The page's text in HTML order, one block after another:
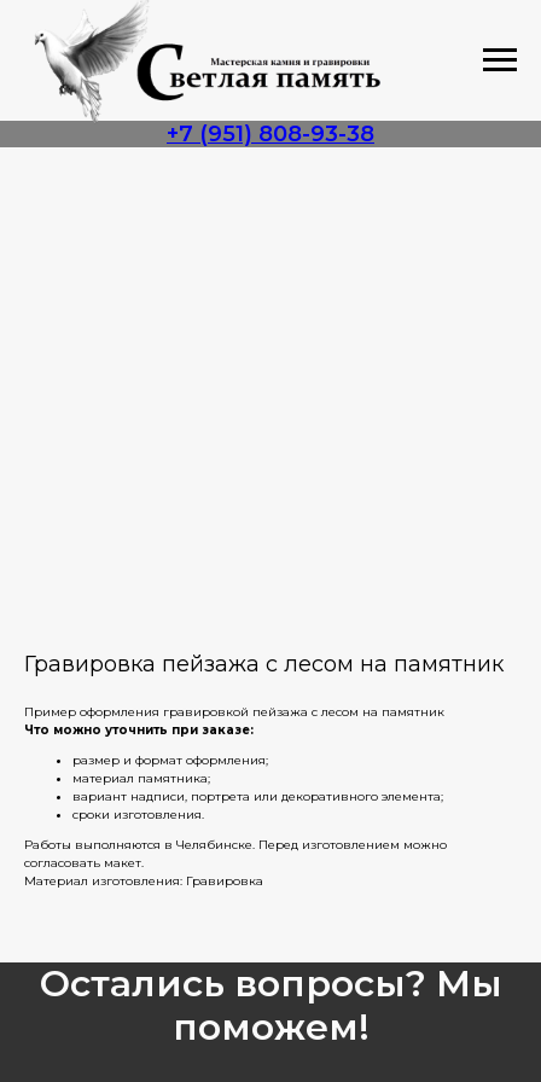
+7 (951) 808-93-38
Гравировка пейзажа с лесом на памятник
Пример оформления гравировкой пейзажа с лесом на памятник
Что можно уточнить при заказе:
размер и формат оформления;
материал памятника;
вариант надписи, портрета или декоративного элемента;
сроки изготовления.
Работы выполняются в Челябинске. Перед изготовлением можно
согласовать макет.
Материал изготовления: Гравировка
Остались вопросы? Мы
поможем!